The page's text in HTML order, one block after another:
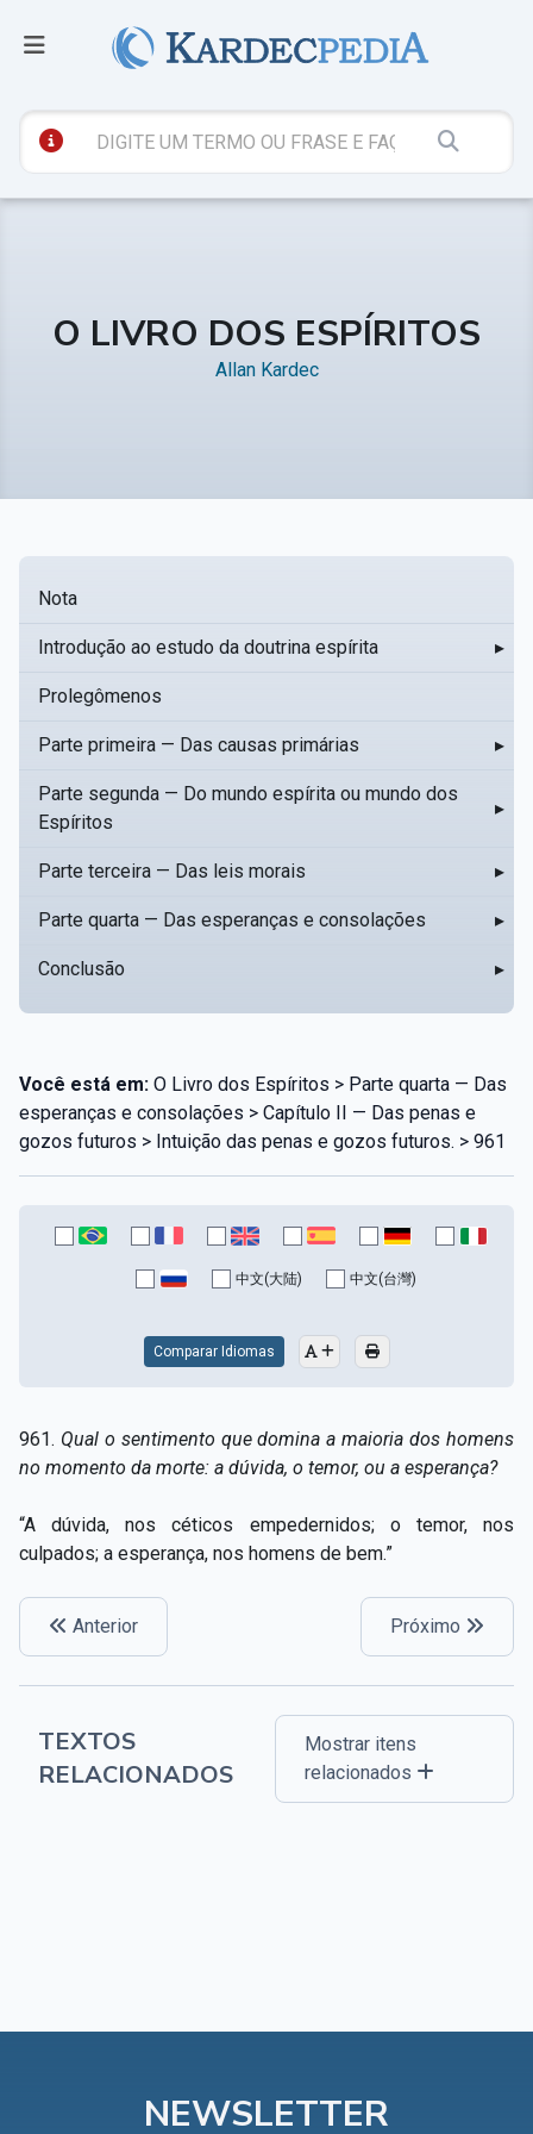
O LIVRO DOS ESPÍRITOS
Allan Kardec
Nota
Introdução ao estudo da doutrina espírita ▸
Prolegômenos
Parte primeira — Das causas primárias ▸
Parte segunda — Do mundo espírita ou mundo dos
Espíritos
▸
Parte terceira — Das leis morais ▸
Parte quarta — Das esperanças e consolações ▸
Conclusão ▸
Você está em: O Livro dos Espíritos > Parte quarta — Das
esperanças e consolações > Capítulo II — Das penas e
gozos futuros > Intuição das penas e gozos futuros. > 961
中文(大陆) 中文(台灣)
Comparar Idiomas
961. Qual o sentimento que domina a maioria dos homens
no momento da morte: a dúvida, o temor, ou a esperança?
“A dúvida, nos céticos empedernidos; o temor, nos
culpados; a esperança, nos homens de bem.”
Anterior Próximo
TEXTOS
RELACIONADOS
Mostrar itens
relacionados
NEWSLETTER